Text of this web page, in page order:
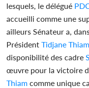
lesquels, le délégué
accueilli comme une
ailleurs Sénateur a,
Président Tidjane Thiam
disponibilité des cadre
œuvre pour la victoire
Thiam comme unique